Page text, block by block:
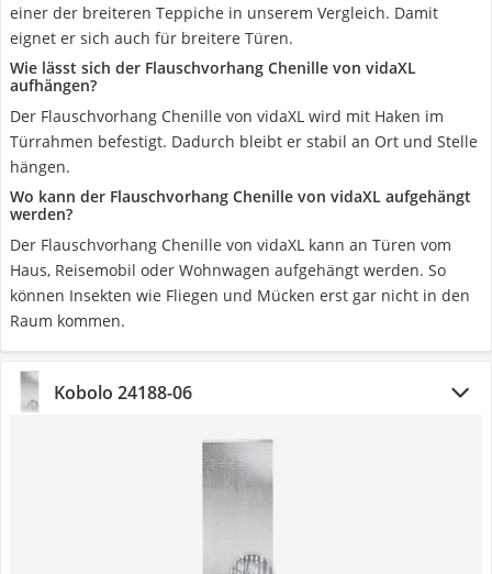
einer der breiteren Teppiche in unserem Vergleich. Damit
eignet er sich auch für breitere Türen.
Wie lässt sich der Flauschvorhang Chenille von vidaXL
aufhängen?
Der Flauschvorhang Chenille von vidaXL wird mit Haken im
Türrahmen befestigt. Dadurch bleibt er stabil an Ort und Stelle
hängen.
Wo kann der Flauschvorhang Chenille von vidaXL aufgehängt
werden?
Der Flauschvorhang Chenille von vidaXL kann an Türen vom
Haus, Reisemobil oder Wohnwagen aufgehängt werden. So
können Insekten wie Fliegen und Mücken erst gar nicht in den
Raum kommen.
Kobolo 24188-06